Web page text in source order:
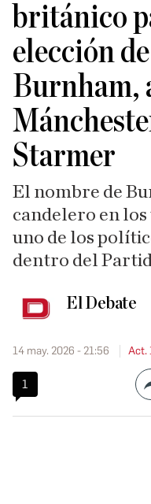
británico
elección
Burnham,
Starmer
El nombre de
candelero en
uno de los
dentro del
El Debate
14 may. 2026 - 21:56 Act.
1